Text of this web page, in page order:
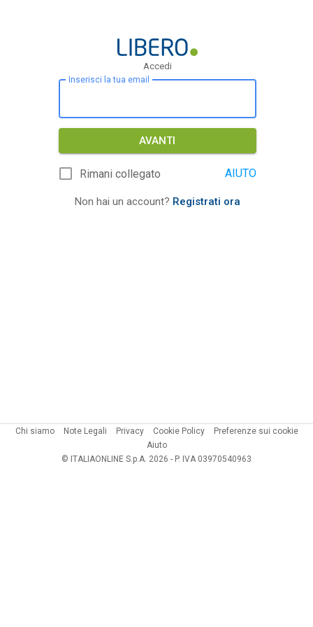
Accedi
Inserisci la tua email
AVANTI
Rimani collegato AIUTO
Non hai un account? Registrati ora
Chi siamo Note Legali Privacy Cookie Policy
Preferenze sui cookie
Aiuto
© ITALIAONLINE S.p.A. 2026 - P. IVA 03970540963